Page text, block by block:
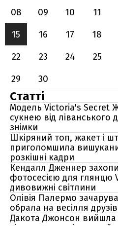
08
09 10 11
15
16 17 18
22
23 24 25
29
30
Статті
Модель Victoria's Secret
сукнею від ліванського
знімки
Шкіряний топ, жакет і
приголомшила
розкішні кадри
Кендалл Дженнер
фотосесією для глянцю
дивовижні світлини
Олівія Палермо
обрала на весілля
Дакота Джонсон вийшла